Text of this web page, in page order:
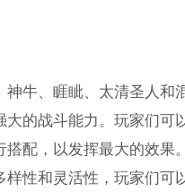
牛、睚眦、太清圣人和
大的战斗能力。玩家们可
搭配，以发挥最大的效果
样性和灵活性，玩家们可